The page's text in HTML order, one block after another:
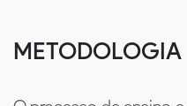
METODOLOGIA